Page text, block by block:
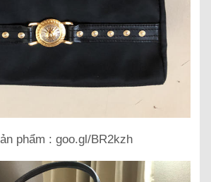
phẩm : goo.gl/BR2kzh